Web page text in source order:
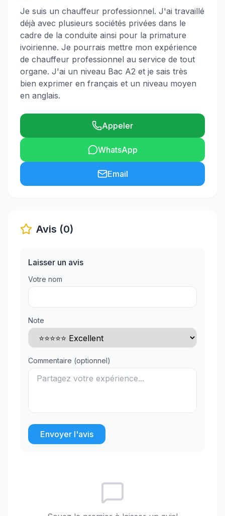
Je suis un chauffeur professionnel. J'ai travaillé
déjà avec plusieurs sociétés privées dans le
cadre de la conduite ainsi pour la primature
ivoirienne. Je pourrais mettre mon expérience
de chauffeur professionnel au service de tout
organe. J'ai un niveau Bac A2 et je sais très
bien exprimer en français et un niveau moyen
en anglais.
Appeler
WhatsApp
Email
Avis (0)
Laisser un avis
Votre nom
Note
Commentaire (optionnel)
Envoyer l'avis